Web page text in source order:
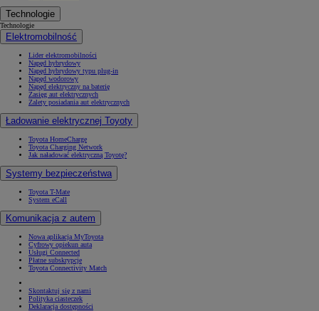
Technologie
Technologie
Elektromobilność
Lider elektromobilności
Napęd hybrydowy
Napęd hybrydowy typu plug-in
Napęd wodorowy
Napęd elektryczny na baterię
Zasięg aut elektrycznych
Zalety posiadania aut elektrycznych
Ładowanie elektrycznej Toyoty
Toyota HomeCharge
Toyota Charging Network
Jak naładować elektryczną Toyotę?
Systemy bezpieczeństwa
Toyota T-Mate
System eCall
Komunikacja z autem
Nowa aplikacja MyToyota
Cyfrowy opiekun auta
Usługi Connected
Płatne subskrypcje
Toyota Connectivity Match
Skontaktuj się z nami
Polityka ciasteczek
Deklaracja dostępności